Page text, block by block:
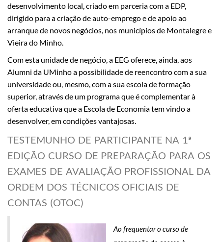
desenvolvimento local, criado em parceria com a EDP,
dirigido para a criação de auto-emprego e de apoio ao
arranque de novos negócios, nos municípios de Montalegre e
Vieira do Minho.
Com esta unidade de negócio, a EEG oferece, ainda, aos
Alumni da UMinho a possibilidade de reencontro com a sua
universidade ou, mesmo, com a sua escola de formação
superior, através de um programa que é complementar à
oferta educativa que a Escola de Economia tem vindo a
desenvolver, em condições vantajosas.
TESTEMUNHO DE PARTICIPANTE NA 1ª
EDIÇÃO CURSO DE PREPARAÇÃO PARA OS
EXAMES DE AVALIAÇÃO PROFISSIONAL DA
ORDEM DOS TÉCNICOS OFICIAIS DE
CONTAS (OTOC)
Ao frequentar o curso de